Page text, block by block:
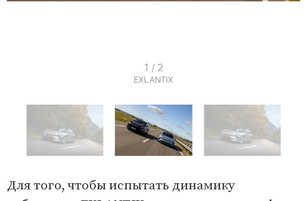
f
1 / 2
EXLANTIX
t
Для того, чтобы испытать динамику